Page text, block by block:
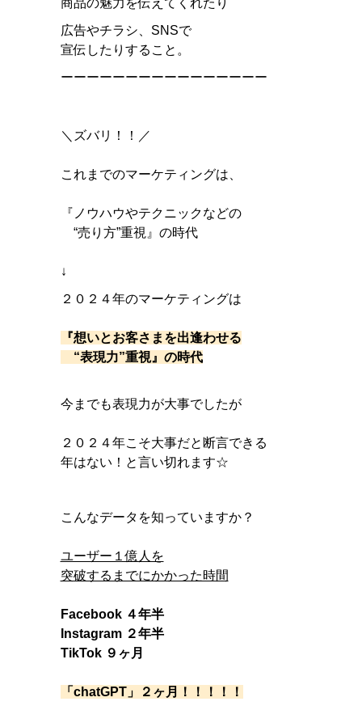
商品の魅力を伝えてくれたり
広告やチラシ、SNSで
宣伝したりすること。
ーーーーーーーーーーーーーーーー
＼ズバリ！！／
これまでのマーケティングは、
『ノウハウやテクニックなどの
“売り方”重視』の時代
↓
２０２４年のマーケティングは
『想いとお客さまを出逢わせる
“表現力”重視』の時代
今までも表現力が大事でしたが
２０２４年こそ大事だと断言できる
年はない！と言い切れます☆
こんなデータを知っていますか？
ユーザー１億人を
突破するまでにかかった時間
Facebook ４年半
Instagram ２年半
TikTok ９ヶ月
「chatGPT」２ヶ月！！！！！